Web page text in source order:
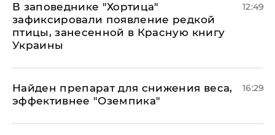
В заповеднике "Хортица"
зафиксировали появление редкой
птицы, занесенной в Красную книгу
Украины
12:49
Найден препарат для снижения веса,
эффективнее "Оземпика"
16:29